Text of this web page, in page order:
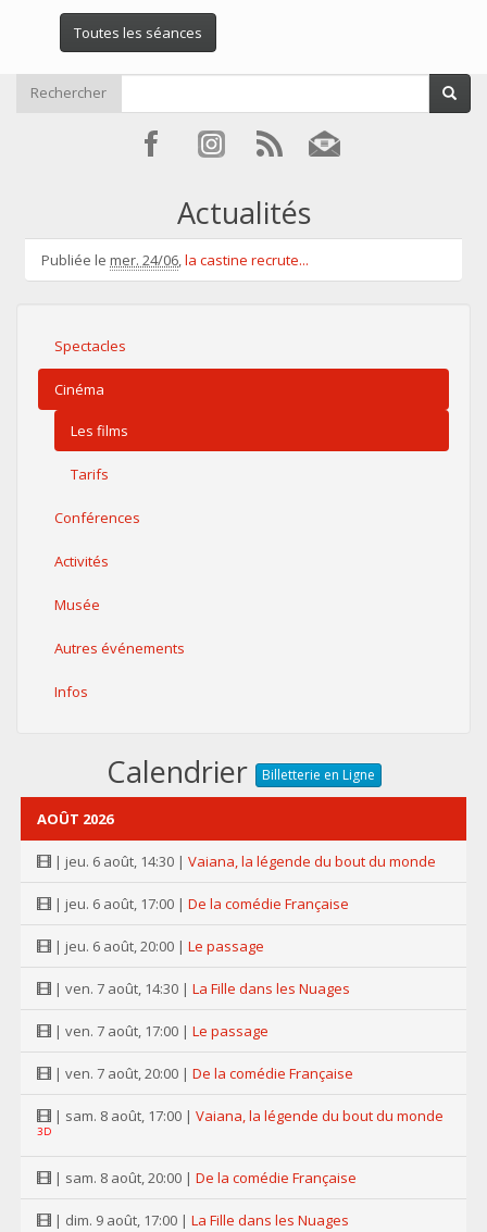
Toutes les séances
Rechercher
Actualités
Publiée le mer. 24/06,la castine recrute...
Spectacles
Cinéma
Les films
Tarifs
Conférences
Activités
Musée
Autres événements
Infos
Calendrier Billetterie en Ligne
AOÛT 2026
| jeu. 6 août, 14:30 | Vaiana, la légende du bout du monde
| jeu. 6 août, 17:00 | De la comédie Française
| jeu. 6 août, 20:00 | Le passage
| ven. 7 août, 14:30 | La Fille dans les Nuages
| ven. 7 août, 17:00 | Le passage
| ven. 7 août, 20:00 | De la comédie Française
| sam. 8 août, 17:00 | Vaiana, la légende du bout du monde
3D
| sam. 8 août, 20:00 | De la comédie Française
| dim. 9 août, 17:00 | La Fille dans les Nuages